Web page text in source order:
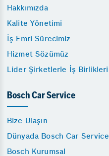
Hakkımızda
Kalite Yönetimi
İş Emri Sürecimiz
Hizmet Sözümüz
Lider Şirketlerle İş Birlikleri
Bosch Car Service
Bize Ulaşın
Dünyada Bosch Car Service
Bosch Kurumsal